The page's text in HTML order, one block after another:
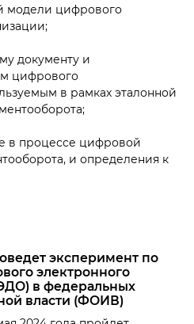
модели цифрового
документу и
цифрового
в рамках эталонной
в процессе цифровой
и определения к
эксперимент по
электронного
в федеральных
власти (ФОИВ)